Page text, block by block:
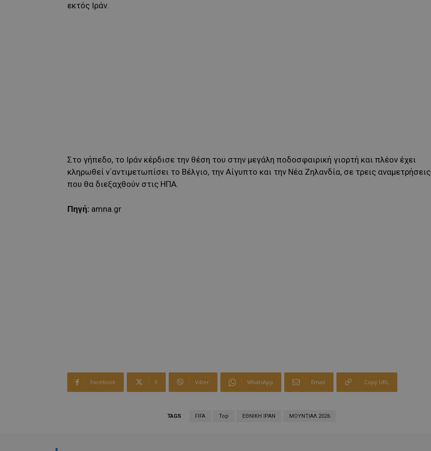
εκτός Ιράν.
Στο γήπεδο, το Ιράν κέρδισε την θέση του στην μεγάλη ποδοσφαιρική γιορτή και πλέον έχει
κληρωθεί ν΄αντιμετωπίσει το Βέλγιο, την Αίγυπτο και την Νέα Ζηλανδία, σε τρεις αναμετρήσεις
που θα διεξαχθούν στις ΗΠΑ.
Πηγή: amna.gr
Facebook X Viber WhatsApp Email Copy URL
TAGS FIFA Top ΕΘΝΙΚΗ ΙΡΑΝ ΜΟΥΝΤΙΑΛ 2026